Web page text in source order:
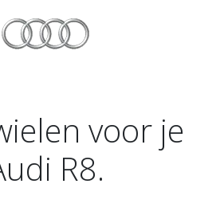
voor je
R8.